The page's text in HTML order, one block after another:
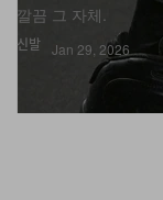
신발
깔끔 그 자체.
Jan 29, 2026